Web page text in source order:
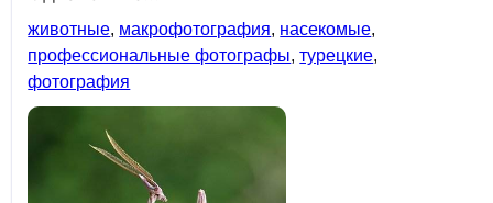
животные, макрофотография, насекомые,
профессиональные фотографы,турецкие,
фотография